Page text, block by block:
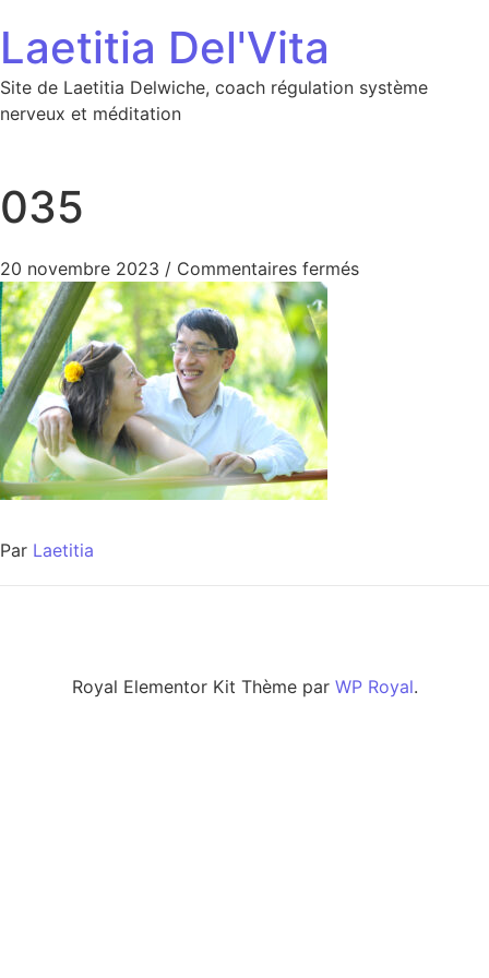
Laetitia Del'Vita
Site de Laetitia Delwiche, coach régulation système
nerveux et méditation
035
20 novembre 2023 / Commentaires ferméssur 035
Par Laetitia
Royal Elementor Kit Thème par WP Royal.